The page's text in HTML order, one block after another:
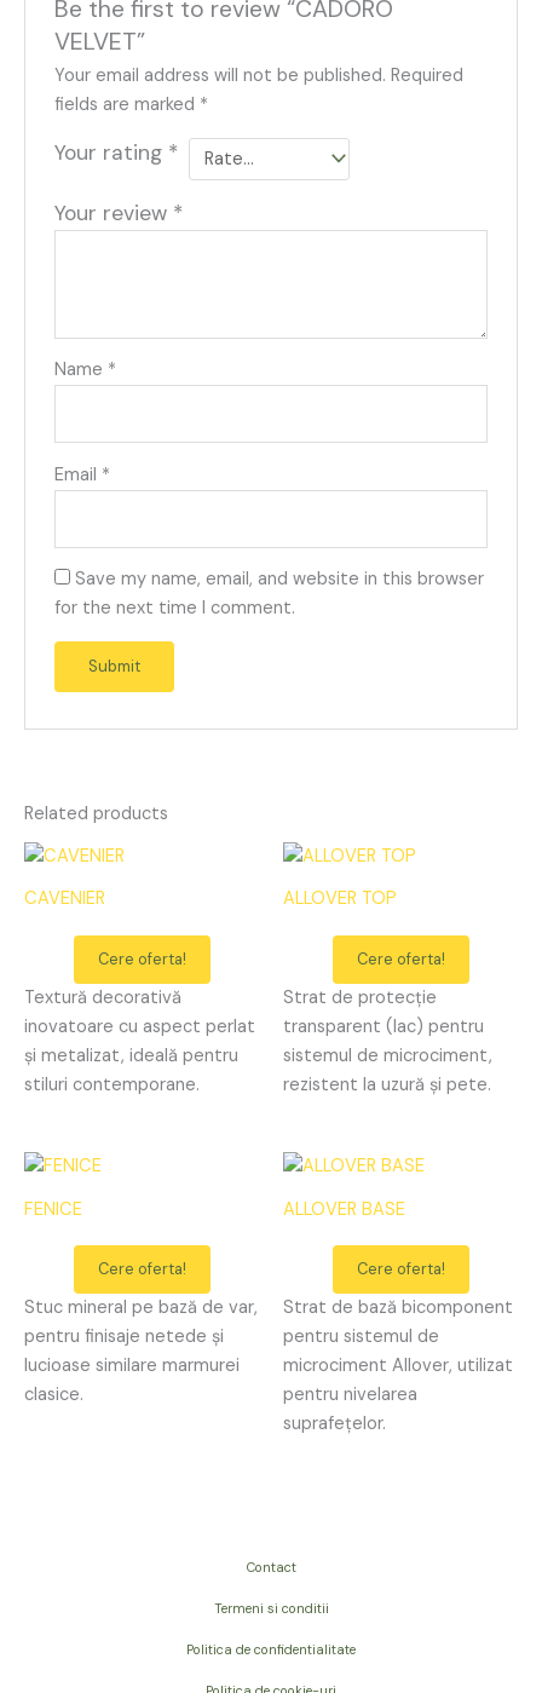
Be the first to review “CADORO
VELVET”
Your email address will not be published. Required
fields are marked *
Your rating *
Your review *
Name *
Email *
Save my name, email, and website in this browser
for the next time I comment.
Related products
CAVENIER
Cere oferta!
Textură decorativă
inovatoare cu aspect perlat
și metalizat, ideală pentru
stiluri contemporane.
ALLOVER TOP
Cere oferta!
Strat de protecție
transparent (lac) pentru
sistemul de microciment,
rezistent la uzură și pete.
FENICE
Cere oferta!
Stuc mineral pe bază de var,
pentru finisaje netede și
lucioase similare marmurei
clasice.
ALLOVER BASE
Cere oferta!
Strat de bază bicomponent
pentru sistemul de
microciment Allover, utilizat
pentru nivelarea
suprafețelor.
Contact
Termeni si conditii
Politica de confidentialitate